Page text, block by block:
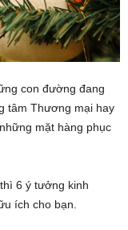
con đường đang
tâm Thương mại hay
mặt hàng phục
6 ý tưởng kinh
ích cho bạn.